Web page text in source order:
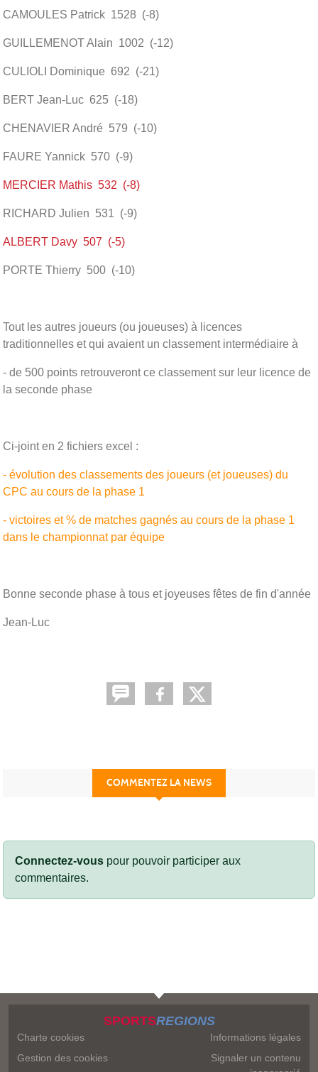
CAMOULES Patrick 1528 (-8)
GUILLEMENOT Alain 1002 (-12)
CULIOLI Dominique 692 (-21)
BERT Jean-Luc 625 (-18)
CHENAVIER André 579 (-10)
FAURE Yannick 570 (-9)
MERCIER Mathis 532 (-8)
RICHARD Julien 531 (-9)
ALBERT Davy 507 (-5)
PORTE Thierry 500 (-10)
Tout les autres joueurs (ou joueuses) à licences
traditionnelles et qui avaient un classement intermédiaire à
- de 500 points retrouveront ce classement sur leur licence de
la seconde phase
Ci-joint en 2 fichiers excel :
- évolution des classements des joueurs (et joueuses) du
CPC au cours de la phase 1
- victoires et % de matches gagnés au cours de la phase 1
dans le championnat par équipe
Bonne seconde phase à tous et joyeuses fêtes de fin d'année
Jean-Luc
COMMENTEZ LA NEWS
Connectez-vous pour pouvoir participer aux
commentaires.
SPORTSREGIONS
Charte cookies
Gestion des cookies
Informations légales
Signaler un contenu